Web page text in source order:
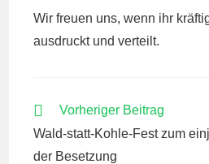
Wir freuen uns, wenn ihr
ausdruckt und verteilt.
WEITERE
ANSEHEN
Vorheriger Beitrag
Wald-statt-Kohle-Fest zum
der Besetzung